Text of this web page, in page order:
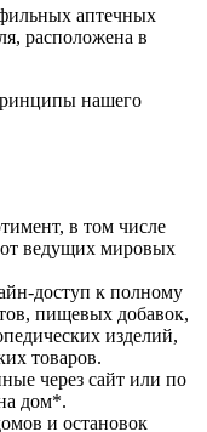
аптечных
расположена в
нашего
в том числе
ведущих мировых
доступ к полному
пищевых добавок,
изделий,
товаров.
через сайт или по
дом*.
и остановок